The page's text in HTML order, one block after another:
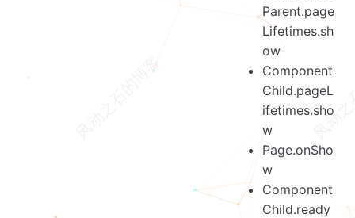
Parent.page
Lifetimes.sh
ow
Component
Child.pageL
ifetimes.sho
w
Page.onSho
w
Component
Child.ready